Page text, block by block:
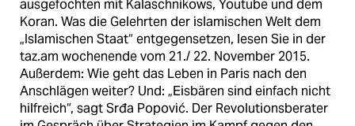
ausgefochten mit Kalaschnikows, Youtube und dem
Koran. Was die Gelehrten der islamischen Welt dem
„Islamischen Staat“ entgegensetzen, lesen Sie in der
taz.am wochenende vom 21./ 22. November 2015.
Außerdem: Wie geht das Leben in Paris nach den
Anschlägen weiter? Und: „Eisbären sind einfach nicht
hilfreich“, sagt Srđa Popović. Der Revolutionsberater